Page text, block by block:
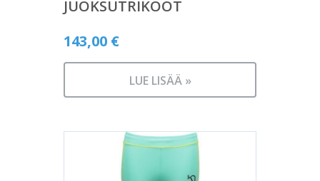
JUOKSUTRIKOOT
143,00 €
LUE LISÄÄ »